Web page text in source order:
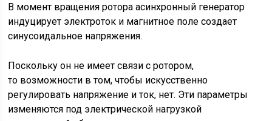
В момент вращения ротора асинхронный генератор
индуцирует электроток и магнитное поле создает
синусоидальное напряжения.
Поскольку он не имеет связи с ротором,
то возможности в том, чтобы искусственно
регулировать напряжение и ток, нет. Эти параметры
изменяются под электрической нагрузкой